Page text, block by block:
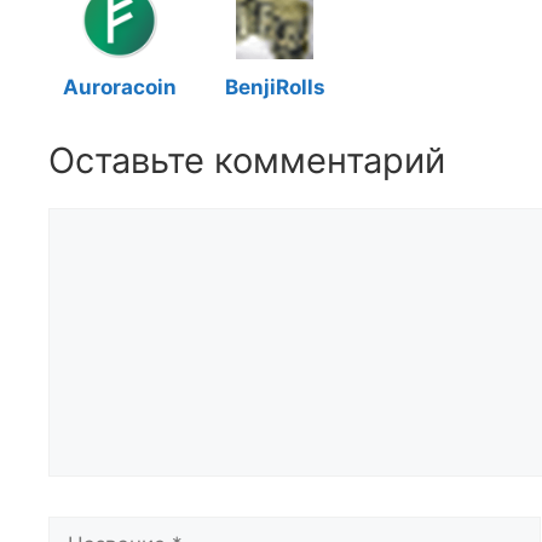
Auroracoin BenjiRolls
Оставьте комментарий